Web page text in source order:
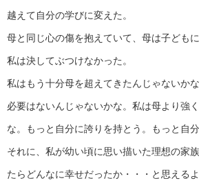
越えて自分の学びに変えた。
母と同じ心の傷を抱えていて、母は子ども
私は決してぶつけなかった。
私はもう十分母を超えてきたんじゃないか
必要はないんじゃないかな。私は母より強
な。もっと自分に誇りを持とう。もっと自
それに、私が幼い頃に思い描いた理想の家
たらどんなに幸せだったか・・・と思える